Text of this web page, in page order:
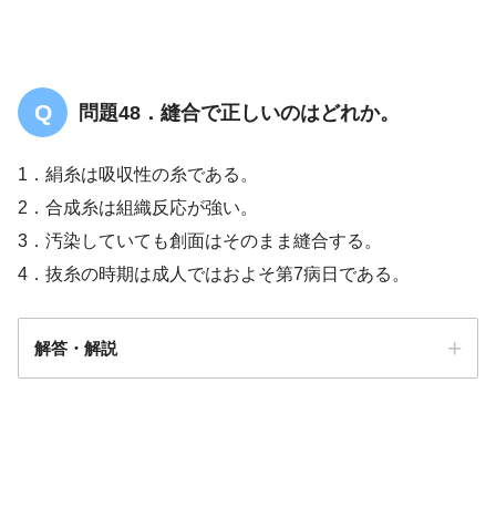
問題48．縫合で正しいのはどれか。
1．絹糸は吸収性の糸である。
2．合成糸は組織反応が強い。
3．汚染していても創面はそのまま縫合する。
4．抜糸の時期は成人ではおよそ第7病日である。
解答・解説